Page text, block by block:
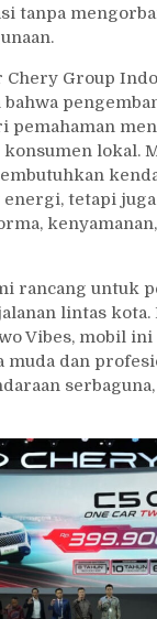
tanpa
Group
pemahaman
lokal.
tetapi
rancang untuk
lintas kota.
Vibes, mobil
muda dan